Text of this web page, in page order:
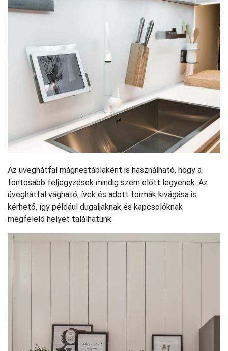
Az üveghátfal mágnestáblaként is használható, hogy a
fontosabb feljegyzések mindig szem előtt legyenek. Az
üveghátfal vágható, ívek és adott formák kivágása is
kérhető, így például dugaljaknak és kapcsolóknak
megfelelő helyet találhatunk.